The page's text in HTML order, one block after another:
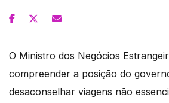
O Ministro dos Negócios
compreender a posição do
desaconselhar viagens não